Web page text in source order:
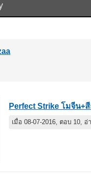
Perfect Strike โมจีน+
เมื่อ 08-07-2016, ตอบ 10, อ่